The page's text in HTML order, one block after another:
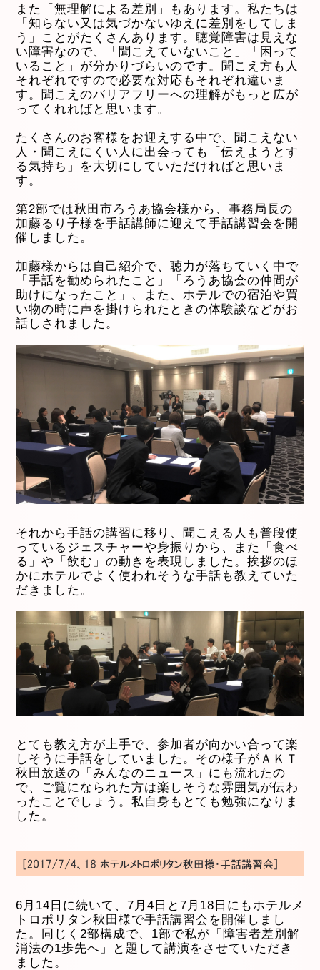
また「無理解による差別」もあります。私たちは
「知らない又は気づかないゆえに差別をしてしま
う」ことがたくさんあります。聴覚障害は見えな
い障害なので、「聞こえていないこと」「困って
いること」が分かりづらいのです。聞こえ方も人
それぞれですので必要な対応もそれぞれ違いま
す。聞こえのバリアフリーへの理解がもっと広が
ってくれればと思います。
たくさんのお客様をお迎えする中で、聞こえない
人・聞こえにくい人に出会っても「伝えようとす
る気持ち」を大切にしていただければと思いま
す。
第2部では秋田市ろうあ協会様から、事務局長の
加藤るり子様を手話講師に迎えて手話講習会を開
催しました。
加藤様からは自己紹介で、聴力が落ちていく中で
「手話を勧められたこと」「ろうあ協会の仲間が
助けになったこと」、また、ホテルでの宿泊や買
い物の時に声を掛けられたときの体験談などがお
話しされました。
それから手話の講習に移り、聞こえる人も普段使
っているジェスチャーや身振りから、また「食べ
る」や「飲む」の動きを表現しました。挨拶のほ
かにホテルでよく使われそうな手話も教えていた
だきました。
とても教え方が上手で、参加者が向かい合って楽
しそうに手話をしていました。その様子がＡＫＴ
秋田放送の「みんなのニュース」にも流れたの
で、ご覧になられた方は楽しそうな雰囲気が伝わ
ったことでしょう。私自身もとても勉強になりま
した。
6月14日に続いて、7月4日と7月18日にもホテルメ
トロポリタン秋田様で手話講習会を開催しまし
た。同じく2部構成で、1部で私が「障害者差別解
消法の1歩先へ」と題して講演をさせていただき
ました。